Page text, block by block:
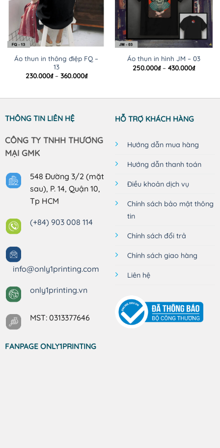
Áo thun in thông điệp FQ –
13
230.000₫ – 360.000₫Khoảng
đến
Áo thun in hình JM – 03
250.000₫ – 430.000₫Khoảng
THÔNG TIN LIÊN HỆ
CÔNG TY TNHH THƯƠNG
MẠI GMK
548 Đường 3/2 (mặt
sau), P. 14, Quận 10,
Tp HCM
(+84) 903 008 114
info@only1printing.com
only1printing.vn
MST: 0313377646
HỖ TRỢ KHÁCH HÀNG
Hướng dẫn mua hàng
Hướng dẫn thanh toán
Điều khoản dịch vụ
Chính sách bảo mật thông
tin
Chính sách đổi trả
Chính sách giao hàng
Liên hệ
FANPAGE ONLY1PRINTING